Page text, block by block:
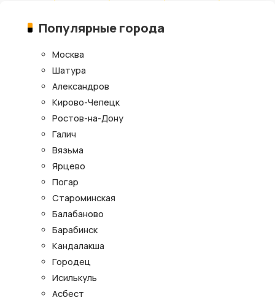
Популярные города
Москва
Шатура
Александров
Кирово-Чепецк
Ростов-на-Дону
Галич
Вязьма
Ярцево
Погар
Староминская
Балабаново
Барабинск
Кандалакша
Городец
Исилькуль
Асбест